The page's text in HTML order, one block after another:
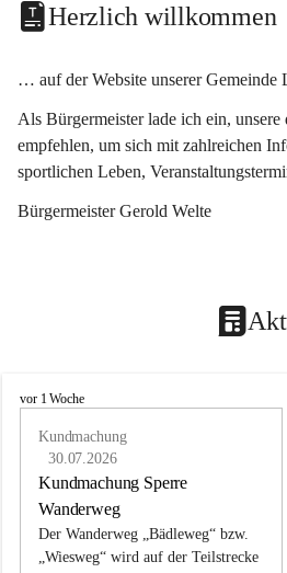
Herzlich willkommen
… auf der Website unserer Gemeinde
Als Bürgermeister lade ich ein,
empfehlen, um sich mit zahlreichen
sportlichen Leben,
Bürgermeister Gerold Welte
L
vor 1 Woche
Kundmachung
30.07.2026
Kundmachung Sperre
Wanderweg
Der Wanderweg „Bädleweg“ bzw.
„Wiesweg“ wird auf der Teilstrecke